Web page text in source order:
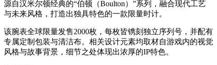
源自汉米尔顿经典的“伯顿（Boulton）”系列，融合现代工艺
与未来风格，打造出独具特色的一款限量时计。
该腕表全球限量发售2000枚，每枚皆镌刻独立序列号，并配有
专属定制包装与清洁布。相关设计元素均取材自游戏内的视觉
风格与故事背景，细节之处体现出浓厚的IP特色。